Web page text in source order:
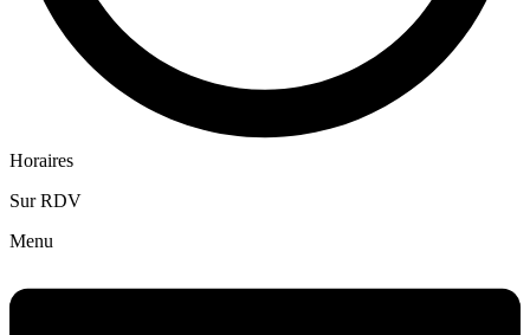
Horaires
Sur RDV
Menu